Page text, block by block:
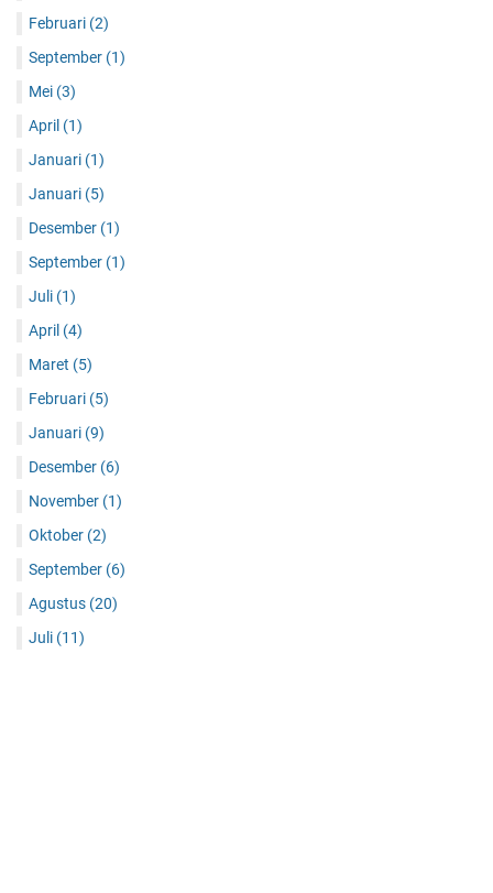
Februari (2)
September (1)
Mei (3)
April (1)
Januari (1)
Januari (5)
Desember (1)
September (1)
Juli (1)
April (4)
Maret (5)
Februari (5)
Januari (9)
Desember (6)
November (1)
Oktober (2)
September (6)
Agustus (20)
Juli (11)